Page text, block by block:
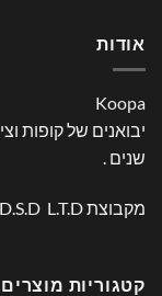
אודות
Koopa
שנים .
מקבוצת T.D.S.D L.T.D
קטגוריות מוצרים